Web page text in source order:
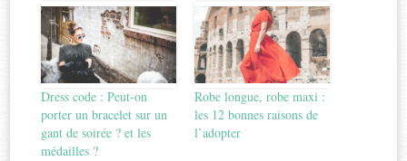
Dress code : Peut-on
porter un bracelet sur un
gant de soirée ? et les
médailles ?
Robe longue, robe maxi :
les 12 bonnes raisons de
l’adopter